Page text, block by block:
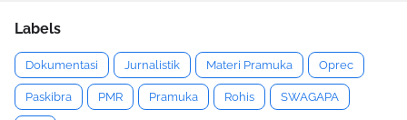
Labels
Dokumentasi Jurnalistik Materi Pramuka Oprec
Paskibra PMR Pramuka Rohis SWAGAPA